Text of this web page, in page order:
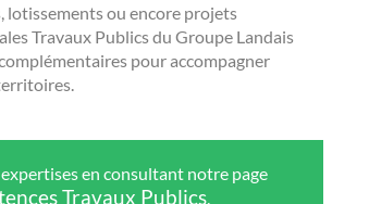
lotissements ou encore projets
Travaux Publics du Groupe Landais
pour accompagner
expertises en consultant notre page
Travaux Publics.